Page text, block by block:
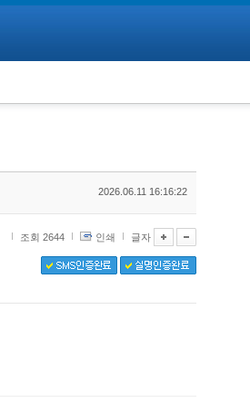
2026.06.11 16:16:22
조회 2644 인쇄 글자